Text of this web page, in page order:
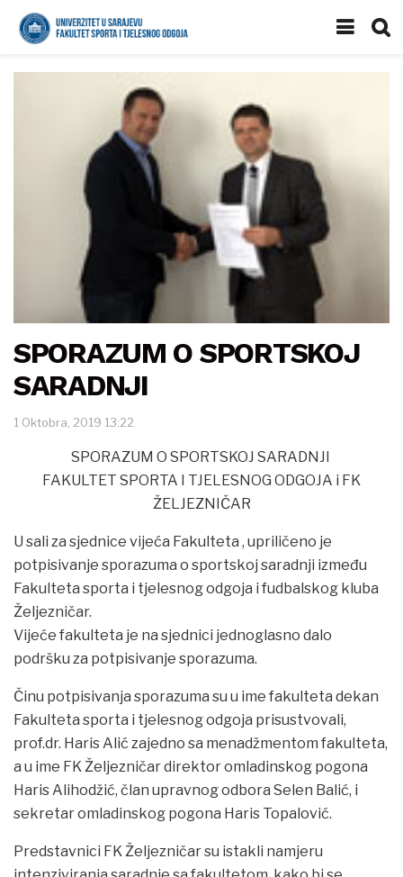
SPORAZUM O SPORTSKOJ
SARADNJI
1 Oktobra, 2019 13:22
SPORAZUM O SPORTSKOJ SARADNJI
FAKULTET SPORTA I TJELESNOG ODGOJA i FK
ŽELJEZNIČAR
U sali za sjednice vijeća Fakulteta , upriličeno je
potpisivanje sporazuma o sportskoj saradnji između
Fakulteta sporta i tjelesnog odgoja i fudbalskog kluba
Željezničar.
Vijeće fakulteta je na sjednici jednoglasno dalo
podršku za potpisivanje sporazuma.
Činu potpisivanja sporazuma su u ime fakulteta dekan
Fakulteta sporta i tjelesnog odgoja prisustvovali,
prof.dr. Haris Alić zajedno sa menadžmentom fakulteta,
a u ime FK Željezničar direktor omladinskog pogona
Haris Alihodžić, član upravnog odbora Selen Balić, i
sekretar omladinskog pogona Haris Topalović.
Predstavnici FK Željezničar su istakli namjeru